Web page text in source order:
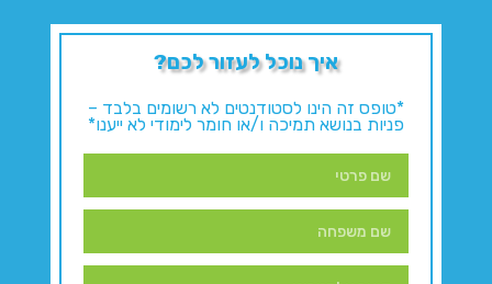
איך נוכל לעזור לכם?
*טופס זה הינו לסטודנטים לא רשומים בלבד –
פניות בנושא תמיכה ו/או חומר לימודי לא ייענו*